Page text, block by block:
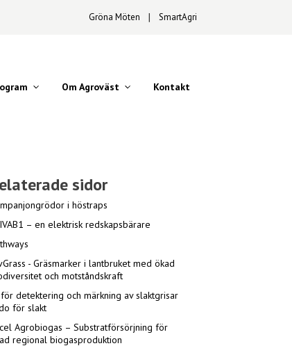
Gröna Möten ∣ SmartAgri
Om Agroväst Kontakt
sidor
i höstraps
– en elektrisk redskapsbärare
- Gräsmarker i lantbruket med ökad
och motståndskraft
detektering och märkning av slaktgrisar
för slakt
Agrobiogas – Substratförsörjning för
regional biogasproduktion